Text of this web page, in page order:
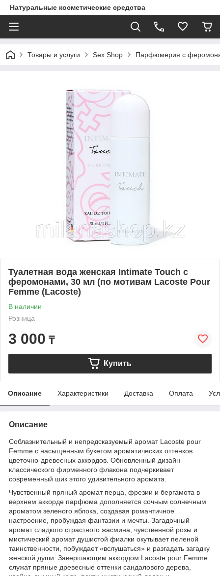
Натуральные косметические средства
Товары и услуги Sex Shop Парфюмерия с
Туалетная вода женская Intimate Touch с
феромонами, 30 мл (по мотивам Lacoste Pour
Femme (Lacoste)
В наличии
Розница
3 000 ₸
Купить
Описание Характеристики Доставка Оплата
Описание
Соблазнительный и непредсказуемый аромат Lacoste pour
Femme с насыщенным букетом ароматических оттенков
цветочно-древесных аккордов. Обновленный дизайн
классического фирменного флакона подчеркивает
современный шик этого удивительного аромата.
Чувственный пряный аромат перца, фрезии и бергамота в
верхнем аккорде парфюма дополняется сочным солнечным
ароматом зеленого яблока, создавая романтичное
настроение, пробуждая фантазии и мечты. Загадочный
аромат сладкого страстного жасмина, чувственной розы и
мистический аромат душистой фиалки окутывает пеленой
таинственности, побуждает «вслушаться» и разгадать загадку
женской души. Завершающим аккордом Lacoste pour Femme
служат пряные древесные оттенки сандалового дерева,